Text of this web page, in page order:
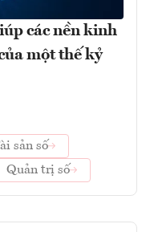
các nền kinh
một thế kỷ
sản số
Quản trị số